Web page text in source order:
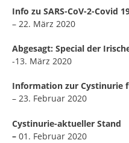
Info zu SARS-CoV-2-Covid
– 22. März 2020
Abgesagt: Special der
-13. März 2020
Information zur Cystinurie
– 23. Februar 2020
Cystinurie-aktueller Stand
– 01. Februar 2020